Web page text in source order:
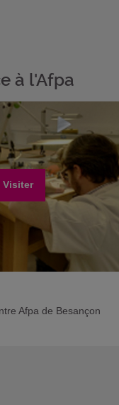
à l'Afpa
Visiter
Afpa de Besançon